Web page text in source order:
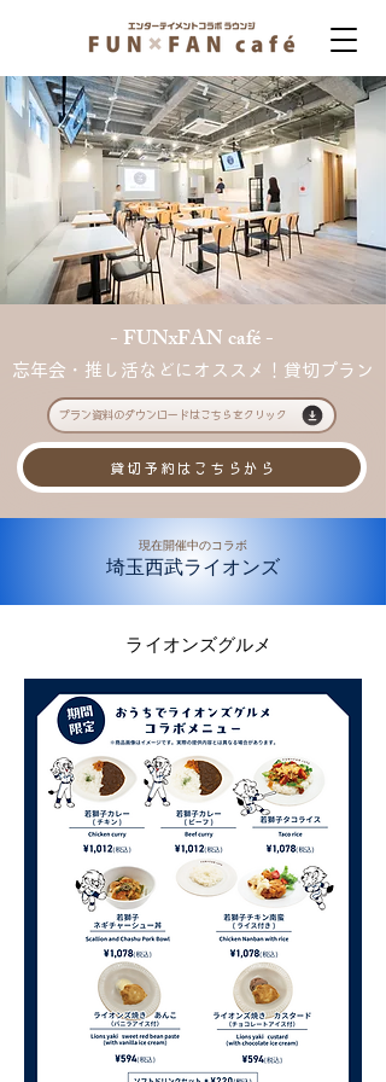
- FUNxFAN café -
忘年会・推し活などにオススメ！貸切プラン
プラン資料のダウンロードはこちらをクリック
貸切予約はこちらから
現在開催中のコラボ
埼玉西武ライオンズ
ライオンズグルメ